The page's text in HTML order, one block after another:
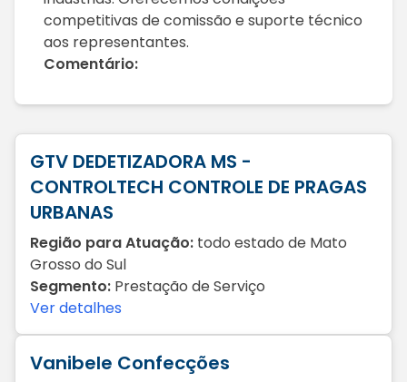
competitivas de comissão e suporte técnico
aos representantes.
Comentário:
GTV DEDETIZADORA MS -
CONTROLTECH CONTROLE DE PRAGAS
URBANAS
Região para Atuação: todo estado de Mato
Grosso do Sul
Segmento: Prestação de Serviço
Ver detalhes
Vanibele Confecções